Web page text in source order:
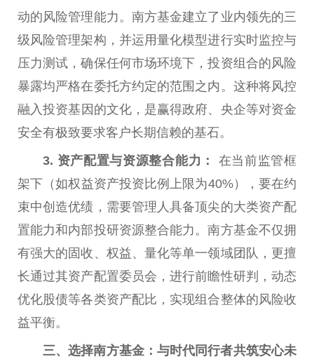
动的风险管理能力。南方基金建立了业内领先的三
级风险管理架构，并运用量化模型进行实时监控与
压力测试，确保任何市场环境下，投资组合的风险
暴露均严格在委托方约定的范围之内。这种将风控
融入投资基因的文化，是赢得政府、央企等对资金
安全有极致要求客户长期信赖的基石。
3. 资产配置与资源整合能力：
在当前监管框
架下（如权益资产投资 比例上限为40%），要在约
束中创造优绩，需要管理人具备顶尖的大类资产配
置能力和内部投研资源整合能力。南方基金不仅拥
有强大的固收、权益、量化等单一领域团队，更擅
长通过其资产配置委员会，进行前瞻性研判，动态
优化股债等各类资产配比，实现组合整体的风险收
益平衡。
三、选择南方基金：与时代同行者共筑安心未